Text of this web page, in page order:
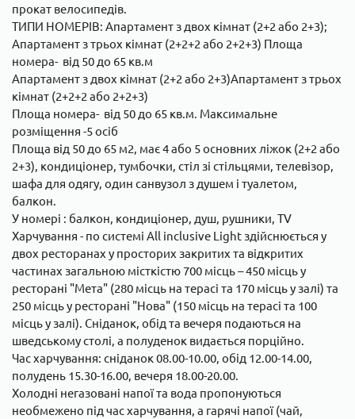
прокат велосипедів.
ТИПИ НОМЕРІВ: Апартамент з двох кімнат (2+2 або 2+3);
Апартамент з трьох кімнат (2+2+2 або 2+2+3) Площа
номера- від 50 до 65 кв.м
Апартамент з двох кімнат (2+2 або 2+3)Апартамент з трьох
кімнат (2+2+2 або 2+2+3)
Площа номера- від 50 до 65 кв.м. Максимальне
розміщення -5 осіб
Площа від 50 до 65 м2, має 4 або 5 основних ліжок (2+2 або
2+3), кондиціонер, тумбочки, стіл зі стільцями, телевізор,
шафа для одягу, один санвузол з душем і туалетом,
балкон.
У номері : балкон, кондиціонер, душ, рушники, TV
Харчування - по системі All inclusive Light здійснюється у
двох ресторанах у просторих закритих та відкритих
частинах загальною місткістю 700 місць – 450 місць у
ресторані "Мета" (280 місць на терасі та 170 місць у залі) та
250 місць у ресторані "Нова" (150 місць на терасі та 100
місць у залі). Сніданок, обід та вечеря подаються на
шведському столі, а полуденок видається порційно.
Час харчування: сніданок 08.00-10.00, обід 12.00-14.00,
полудень 15.30-16.00, вечеря 18.00-20.00.
Холодні негазовані напої та вода пропонуються
необмежено під час харчування, а гарячі напої (чай,